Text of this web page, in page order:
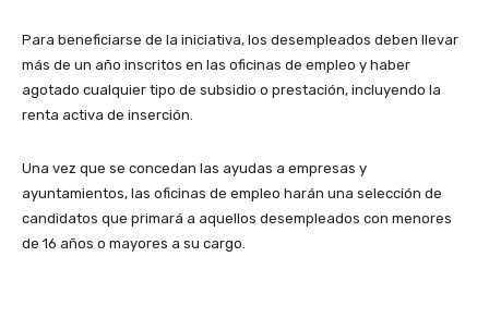
Para beneficiarse de la iniciativa, los desempleados deben llevar
más de un año inscritos en las oficinas de empleo y haber
agotado cualquier tipo de subsidio o prestación, incluyendo la
renta activa de inserción.
Una vez que se concedan las ayudas a empresas y
ayuntamientos, las oficinas de empleo harán una selección de
candidatos que primará a aquellos desempleados con menores
de 16 años o mayores a su cargo.